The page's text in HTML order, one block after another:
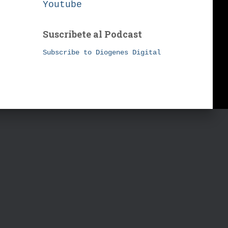
Youtube
Suscribete al Podcast
Subscribe to Diogenes Digital